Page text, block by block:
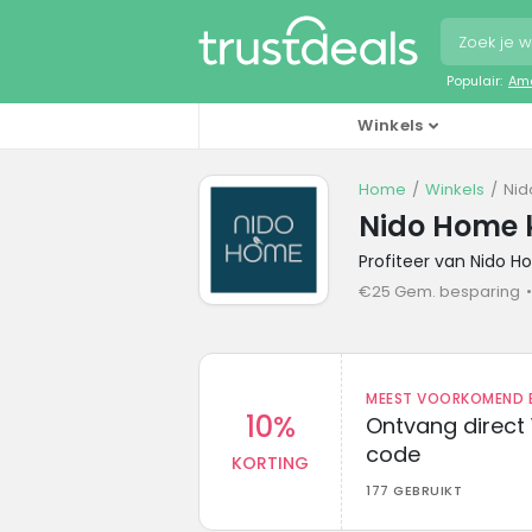
Populair:
Winkels
Home Winkels
Nido
Profiteer van Nido
€25 Gem. besparing
10%
KORTING
MEEST VOORKOMEND
Ontvang direct
code
177 GEBRUIKT